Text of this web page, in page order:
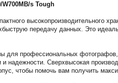
W700MB/s Tough
высокопроизводительного
передачу данных. Это
для профессиональных
и надежности. Сверхвысокая
чтобы помочь вам получить